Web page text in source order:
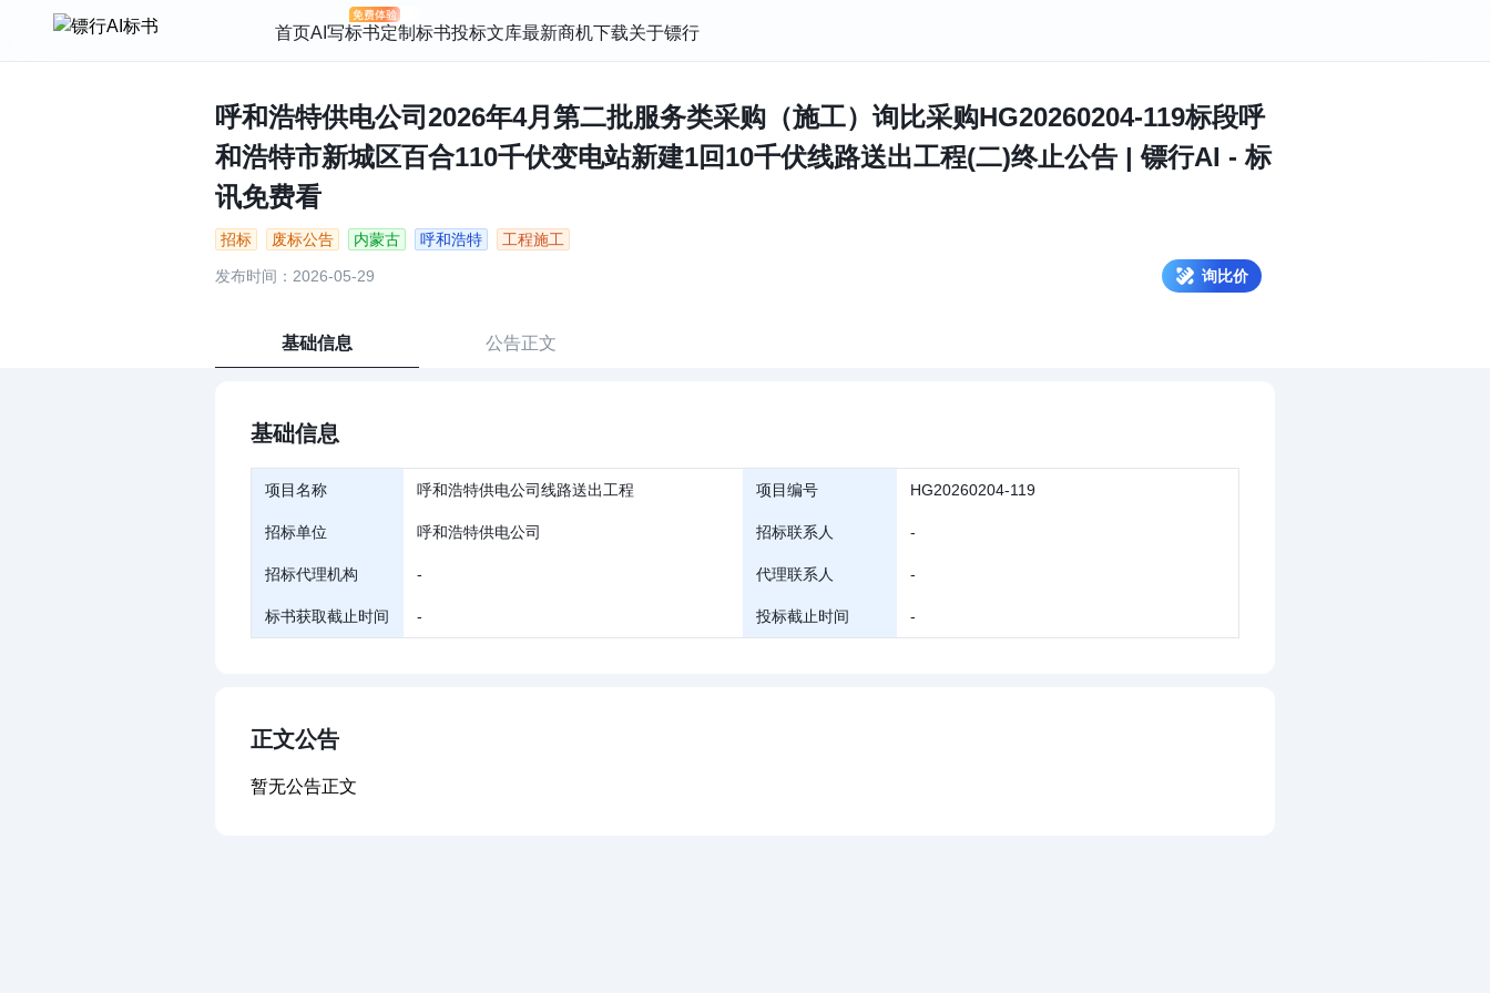
首页AI写标书定制标书投标文库最新商机下载关于镖行
呼和浩特供电公司2026年4月第二批服务类采购（施工）询比采购HG20260204-119标段呼
和浩特市新城区百合110千伏变电站新建1回10千伏线路送出工程(二)终止公告 | 镖行AI - 标
讯免费看
招标 废标公告 内蒙古 呼和浩特 工程施工
发布时间：2026-05-29 询比价
基础信息 公告正文
基础信息
项目名称 呼和浩特供电公司线路送出工程 项目编号 HG20260204-119
招标单位 呼和浩特供电公司 招标联系人 -
招标代理机构 - 代理联系人 -
标书获取截止时间 - 投标截止时间 -
正文公告
暂无公告正文